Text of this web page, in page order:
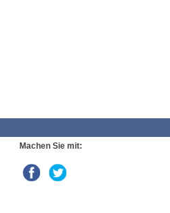
Machen Sie mit: